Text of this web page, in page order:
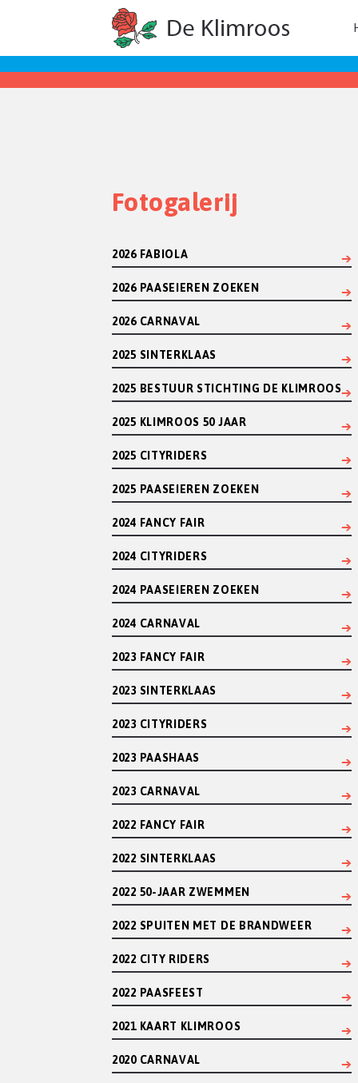
Fotogalerij
2026 FABIOLA
2026 PAASEIEREN ZOEKEN
2026 CARNAVAL
2025 SINTERKLAAS
2025 BESTUUR STICHTING DE KLIMROOS
2025 KLIMROOS 50 JAAR
2025 CITYRIDERS
2025 PAASEIEREN ZOEKEN
2024 FANCY FAIR
2024 CITYRIDERS
2024 PAASEIEREN ZOEKEN
2024 CARNAVAL
2023 FANCY FAIR
2023 SINTERKLAAS
2023 CITYRIDERS
2023 PAASHAAS
2023 CARNAVAL
2022 FANCY FAIR
2022 SINTERKLAAS
2022 50-JAAR ZWEMMEN
2022 SPUITEN MET DE BRANDWEER
2022 CITY RIDERS
2022 PAASFEEST
2021 KAART KLIMROOS
2020 CARNAVAL